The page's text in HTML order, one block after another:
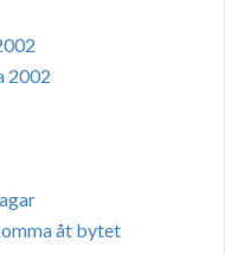
2002
åt bytet